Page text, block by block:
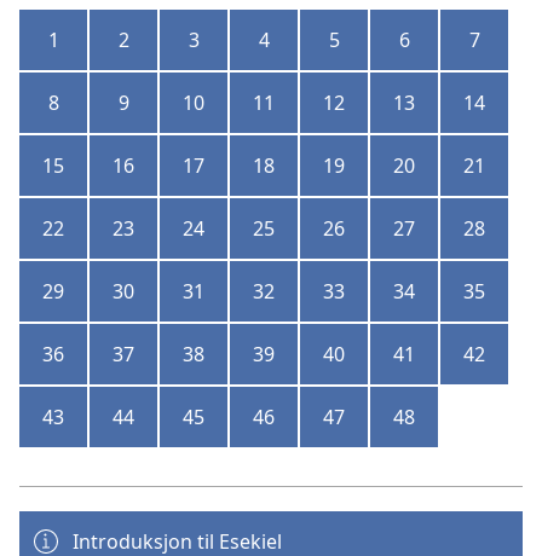
1 2 3 4 5 6 7
8 9 10 11 12 13 14
15 16 17 18 19 20 21
22 23 24 25 26 27 28
29 30 31 32 33 34 35
36 37 38 39 40 41 42
43 44 45 46 47 48
Introduksjon til Esekiel